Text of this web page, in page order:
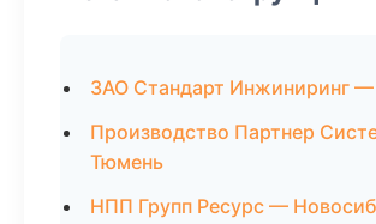
ЗАО Стандарт Инжиниринг —
Производство Партнер
Тюмень
НПП Групп Ресурс —